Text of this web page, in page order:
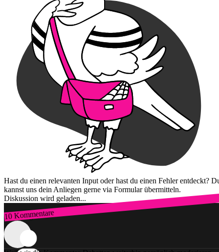
Hast du einen relevanten Input oder hast du einen Fehler entdeckt?
kannst uns dein Anliegen gerne via Formular übermitteln.
Diskussion wird geladen...
10 Kommentare
Zum Login